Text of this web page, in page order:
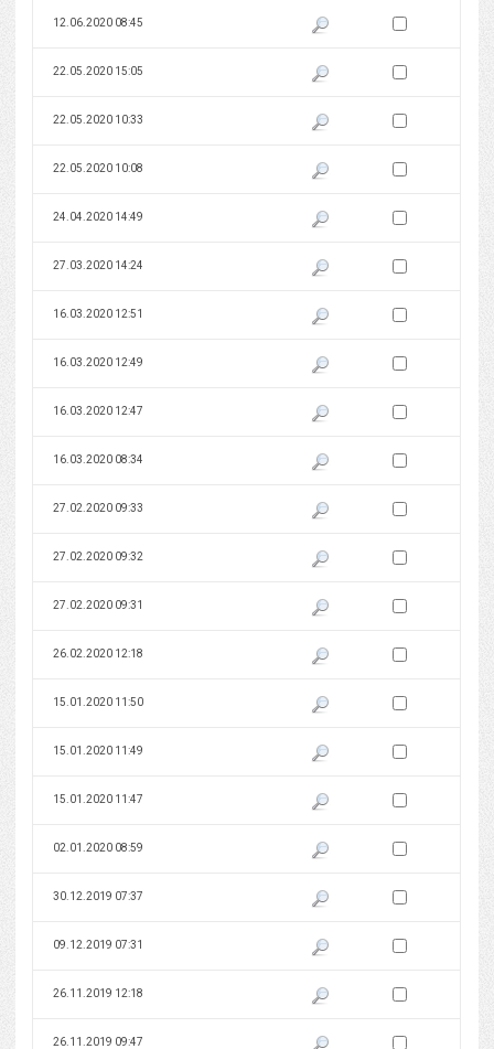
12.06.2020 08:45 Pokaż podgląd wersji z dnia
Zaznacz wersję do
22.05.2020 15:05 Pokaż podgląd wersji z dnia
Zaznacz wersję do
22.05.2020 10:33 Pokaż podgląd wersji z dnia
Zaznacz wersję do
22.05.2020 10:08 Pokaż podgląd wersji z dnia
Zaznacz wersję do
24.04.2020 14:49 Pokaż podgląd wersji z dnia
Zaznacz wersję do
27.03.2020 14:24 Pokaż podgląd wersji z dnia
Zaznacz wersję do
16.03.2020 12:51 Pokaż podgląd wersji z dnia
Zaznacz wersję do
16.03.2020 12:49 Pokaż podgląd wersji z dnia
Zaznacz wersję do
16.03.2020 12:47 Pokaż podgląd wersji z dnia
Zaznacz wersję do
16.03.2020 08:34 Pokaż podgląd wersji z dnia
Zaznacz wersję do
27.02.2020 09:33 Pokaż podgląd wersji z dnia
Zaznacz wersję do
27.02.2020 09:32 Pokaż podgląd wersji z dnia
Zaznacz wersję do
27.02.2020 09:31 Pokaż podgląd wersji z dnia
Zaznacz wersję do
26.02.2020 12:18 Pokaż podgląd wersji z dnia
Zaznacz wersję do
15.01.2020 11:50 Pokaż podgląd wersji z dnia
Zaznacz wersję do
15.01.2020 11:49 Pokaż podgląd wersji z dnia
Zaznacz wersję do
15.01.2020 11:47 Pokaż podgląd wersji z dnia
Zaznacz wersję do
02.01.2020 08:59 Pokaż podgląd wersji z dnia
Zaznacz wersję do
30.12.2019 07:37 Pokaż podgląd wersji z dnia
Zaznacz wersję do
09.12.2019 07:31 Pokaż podgląd wersji z dnia
Zaznacz wersję do
26.11.2019 12:18 Pokaż podgląd wersji z dnia
Zaznacz wersję do
26.11.2019 09:47 Pokaż podgląd wersji z dnia
Zaznacz wersję do